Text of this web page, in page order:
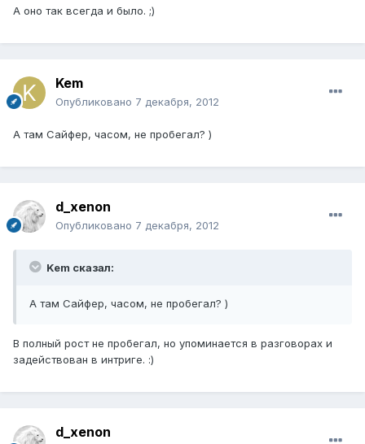
А оно так всегда и было. ;)
Kem
Опубликовано 7 декабря, 2012
А там Сайфер, часом, не пробегал? )
d_xenon
Опубликовано 7 декабря, 2012
Kem сказал:
А там Сайфер, часом, не пробегал? )
В полный рост не пробегал, но упоминается в разговорах и
задействован в интриге. :)
d_xenon